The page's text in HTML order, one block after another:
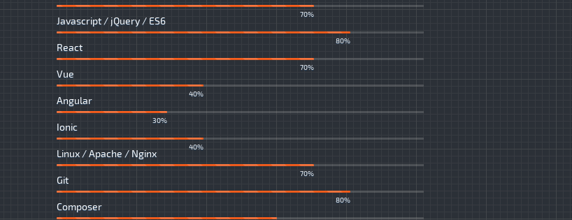
70%
Javascript / jQuery / ES6
80%
React
70%
Vue
40%
Angular
30%
Ionic
40%
Linux / Apache / Nginx
70%
Git
80%
Composer